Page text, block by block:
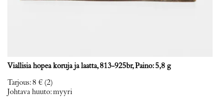
Viallisia hopea koruja ja laatta, 813-925br, Paino: 5,8 g
Tarjous:8 € (2)
Johtava huuto:myyri